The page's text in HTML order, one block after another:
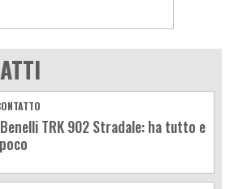
TRK 902 Stradale: ha tutto e